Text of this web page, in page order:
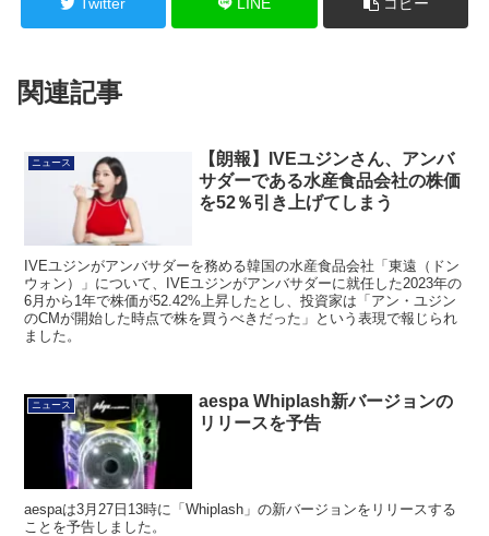
関連記事
ニュース
【朗報】IVEユジンさん、アンバ
サダーである水産食品会社の株価
を52％引き上げてしまう
IVEユジンがアンバサダーを務める韓国の水産食品会社「東遠（ドン
ウォン）」について、IVEユジンがアンバサダーに就任した2023年の
6月から1年で株価が52.42%上昇したとし、投資家は「アン・ユジン
のCMが開始した時点で株を買うべきだった」という表現で報じられ
ました。
ニュース
aespa Whiplash新バージョンの
リリースを予告
aespaは3月27日13時に「Whiplash」の新バージョンをリリースする
ことを予告しました。